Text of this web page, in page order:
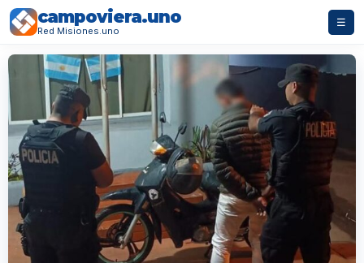
campoviera.uno
Red Misiones.uno
☰